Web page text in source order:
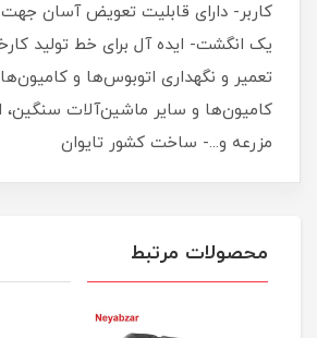
کاربر- دارای قابلیت تعویض آسان
یک انگشت- ایده آل برای خط تولید
تعمیر و نگهداری اتوبوس‌ها و
کامیون‌ها و سایر ماشین‌آلات سنگین،
مزرعه و...- ساخت کشور تایوان
محصولات مرتبط